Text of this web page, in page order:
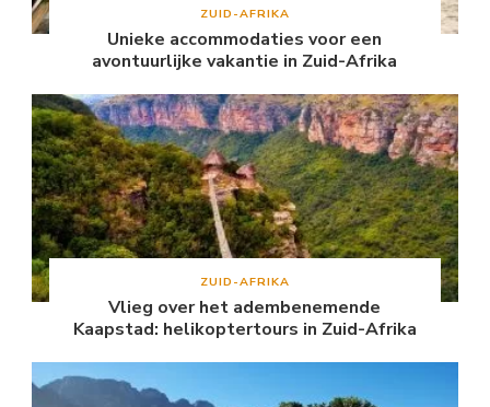
ZUID-AFRIKA
Unieke accommodaties voor een
avontuurlijke vakantie in Zuid-Afrika
ZUID-AFRIKA
Vlieg over het adembenemende
Kaapstad: helikoptertours in Zuid-Afrika